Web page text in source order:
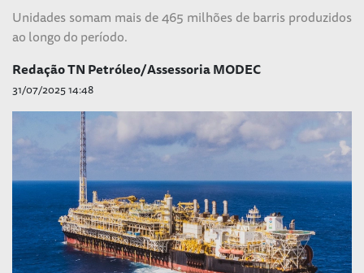
Unidades somam mais de 465 milhões de barris produzidos
ao longo do período.
Redação TN Petróleo/Assessoria MODEC
31/07/2025 14:48